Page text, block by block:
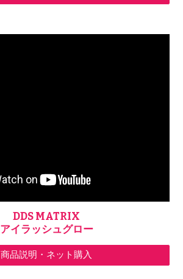
DDS MATRIX
アイラッシュグロー
商品説明・ネット購入